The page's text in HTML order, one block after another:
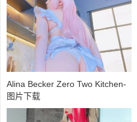
Alina Becker Zero Two Kitchen-
图片下载